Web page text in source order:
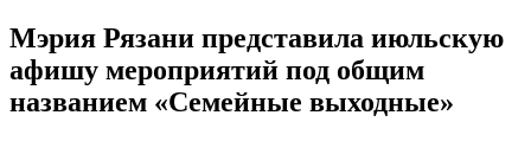
Мэрия Рязани представила июльскую
афишу мероприятий под общим
названием «Семейные выходные»